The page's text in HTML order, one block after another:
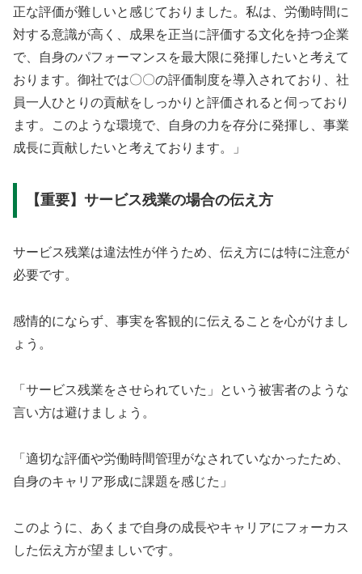
正な評価が難しいと感じておりました。私は、労働時間に
対する意識が高く、成果を正当に評価する文化を持つ企業
で、自身のパフォーマンスを最大限に発揮したいと考えて
おります。御社では〇〇の評価制度を導入されており、社
員一人ひとりの貢献をしっかりと評価されると伺っており
ます。このような環境で、自身の力を存分に発揮し、事業
成長に貢献したいと考えております。」
【重要】サービス残業の場合の伝え方
サービス残業は違法性が伴うため、伝え方には特に注意が
必要です。
感情的にならず、事実を客観的に伝えることを心がけまし
ょう。
「サービス残業をさせられていた」という被害者のような
言い方は避けましょう。
「適切な評価や労働時間管理がなされていなかったため、
自身のキャリア形成に課題を感じた」
このように、あくまで自身の成長やキャリアにフォーカス
した伝え方が望ましいです。